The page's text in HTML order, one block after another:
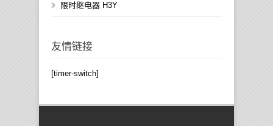
限时继电器 H3Y
友情链接
[timer-switch]